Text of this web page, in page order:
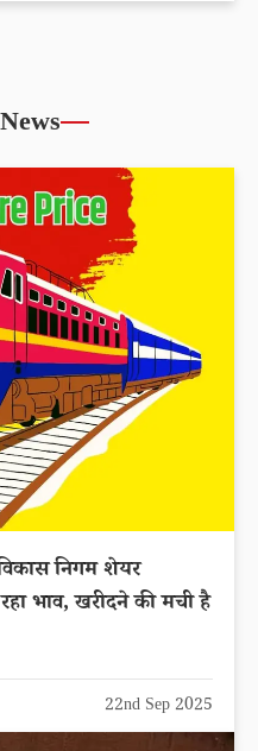
निगम शेयर
भाव, खरीदने की मची है
22nd Sep 2025